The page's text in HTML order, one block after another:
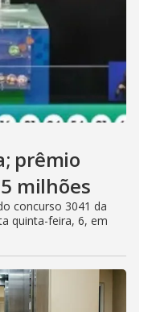
prêmio
milhões
concurso 3041 da
quinta-feira, 6, em